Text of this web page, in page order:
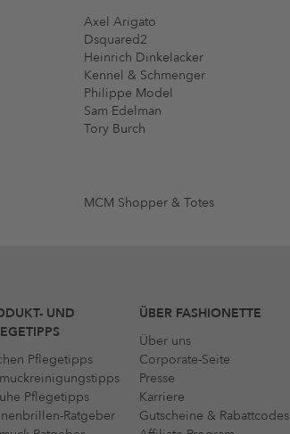
Axel Arigato
Dsquared2
Heinrich Dinkelacker
Kennel & Schmenger
Philippe Model
Sam Edelman
Tory Burch
MCM Shopper & Totes
UND
Pflegetipps
Pflegetipps
Ratgeber
ÜBER FASHIONETTE
Über uns
Corporate-Seite
Presse
Karriere
Gutscheine & Rabattcodes